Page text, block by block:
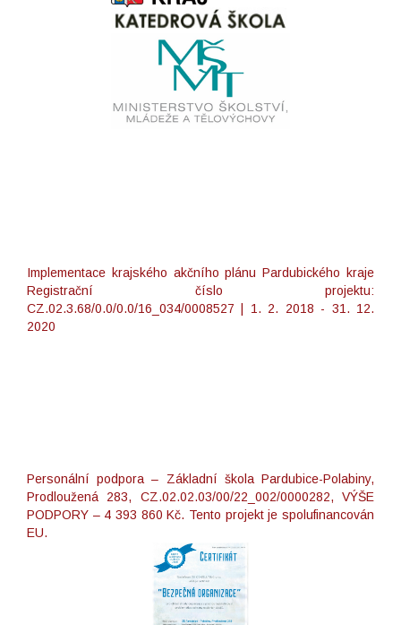
Implementace krajského akčního plánu Pardubického kraje
Registrační číslo projektu:
CZ.02.3.68/0.0/0.0/16_034/0008527 | 1. 2. 2018 - 31. 12.
2020
Personální podpora – Základní škola Pardubice-Polabiny,
Prodloužená 283, CZ.02.02.03/00/22_002/0000282, VÝŠE
PODPORY – 4 393 860 Kč. Tento projekt je spolufinancován
EU.